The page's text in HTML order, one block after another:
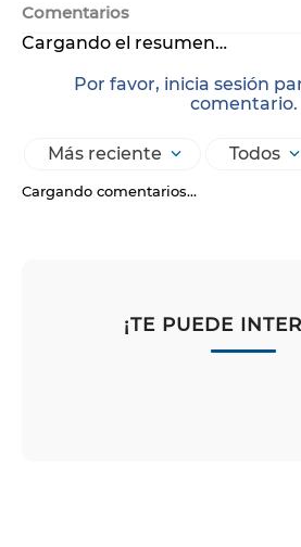
Comentarios
Cargando el resumen…
Por favor, inicia sesión
comentario.
Más reciente Todos
Cargando comentarios…
¡TE PUEDE